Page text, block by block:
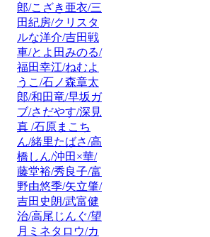
郎/こざき亜衣/三
田紀房/クリスタ
ルな洋介/吉田戦
車/とよ田みのる/
福田幸江/ねむよ
うこ/石ノ森章太
郎/和田竜/早坂ガ
ブ/さだやす/深見
真 /石原まこち
ん/緒里たばさ/高
橋しん/沖田×華/
藤堂裕/秀良子/富
野由悠季/矢立肇/
吉田史朗/武富健
治/高尾じんぐ/望
月ミネタロウ/カ